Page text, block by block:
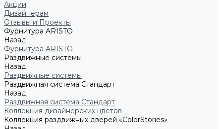
Акции
Дизайнерам
Отзывы и Проекты
Фурнитура ARISTO
Назад
Фурнитура ARISTO
Раздвижные системы
Назад
Раздвижные системы
Раздвижная система Стандарт
Назад
Раздвижная система Стандарт
Коллекция дизайнерских цветов
Коллекция раздвижных дверей «ColorStories»